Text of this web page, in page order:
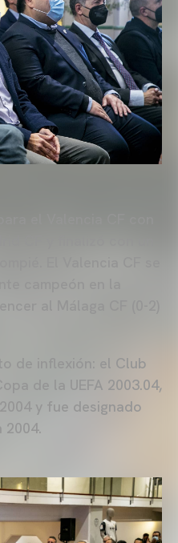
de inflexión: el Club
de la UEFA 2003.04,
y fue designado
2004.